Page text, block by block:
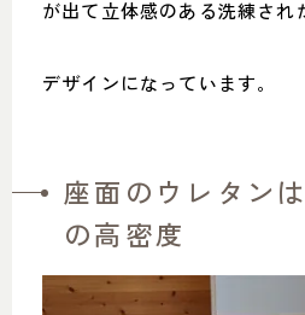
が出て立体感のある洗練され
デザインになっています。
座面のウレタン
の高密度